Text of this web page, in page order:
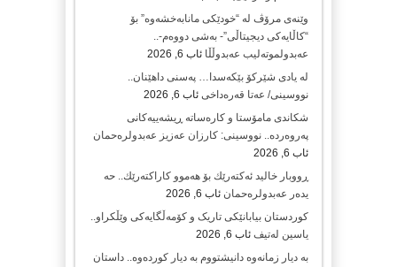
وێنەی مرۆڤ لە “خودێکی مانابەخشەوە” بۆ
“کاڵایەکی دیجیتاڵی”- بەشی دووەم-..
عەبدولموتەلیب عەبدوڵڵا ئاب 6, 2026
لە یادی شێرکۆ بێکەسدا… پەسنی داهێنان..
نووسینی/ عەتا قەرەداخی ئاب 6, 2026
شکاندی مامۆستا و کارەساتە ڕیشەییەکانی
پەروەردە.. نووسینی: کارزان عەزیز عەبدولرەحمان
ئاب 6, 2026
ڕووبار خالید ئەكتەرێك بۆ هەموو كاراكتەرێك.. حه
یدەر عەبدولرەحمان ئاب 6, 2026
کوردستان بیابانێکی تاریک و کۆمەڵگایەکی وێڵکراو..
یاسین لەتیف ئاب 6, 2026
بە دیار زمانەوە دانیشتووم بە دیار کوردەوە.. داستان